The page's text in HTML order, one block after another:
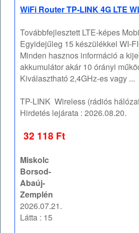
WiFi Router TP-LINK 4G LTE
Továbbfejlesztett LTE-képes
Egyidejűleg 15 készülékkel WI-
Minden hasznos információ a
akkumulátor akár 10 órányi
Kiválasztható 2,4GHz-es vagy ...
TP-LINK Wireless (rádiós
Hirdetés lejárata :2026.08.20.
32 118 Ft
Miskolc
Borsod-
Abaúj-
Zemplén
2026.07.21.
Látta : 15